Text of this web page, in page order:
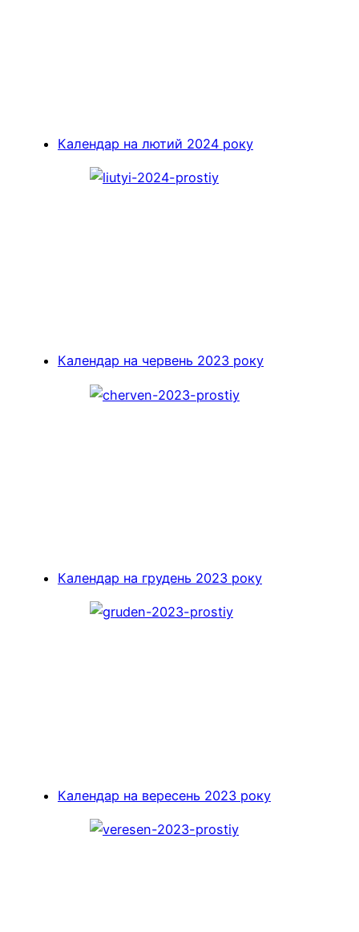
Календар на лютий 2024 року
Календар на червень 2023 року
Календар на грудень 2023 року
Календар на вересень 2023 року